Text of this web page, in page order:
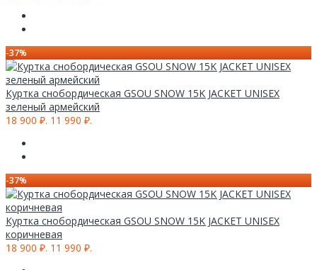
-37%
Куртка снобордическая GSOU SNOW 15K JACKET UNISEX
зеленый армейский
18 900 ₽. 11 990 ₽.
-37%
Куртка снобордическая GSOU SNOW 15K JACKET UNISEX
коричневая
18 900 ₽. 11 990 ₽.